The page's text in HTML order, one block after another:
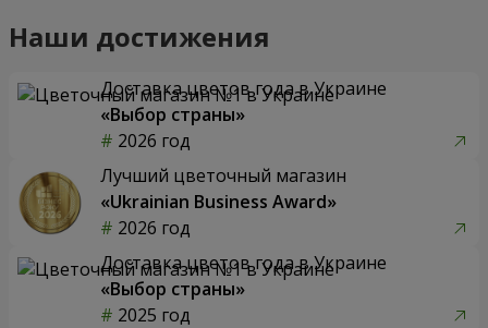
Наши достижения
Доставка цветов года в Украине
«Выбор страны»
2026 год
Лучший цветочный магазин
«Ukrainian Business Award»
2026 год
Доставка цветов года в Украине
«Выбор страны»
2025 год